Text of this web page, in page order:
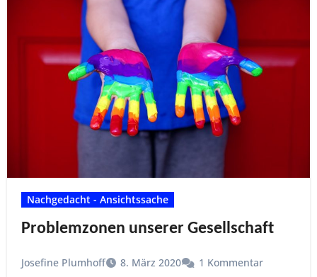
Nachgedacht - Ansichtssache
Problemzonen unserer Gesellschaft
Josefine Plumhoff 8. März 2020 1 Kommentar